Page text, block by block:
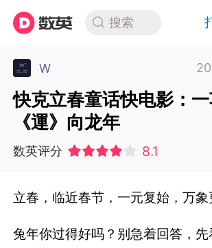
搜索
W
快克立春童话快电影：
《運》向龙年
数英评分 8.1
立春，临近春节，一元复始，万象
兔年你过得好吗？别急着回答，